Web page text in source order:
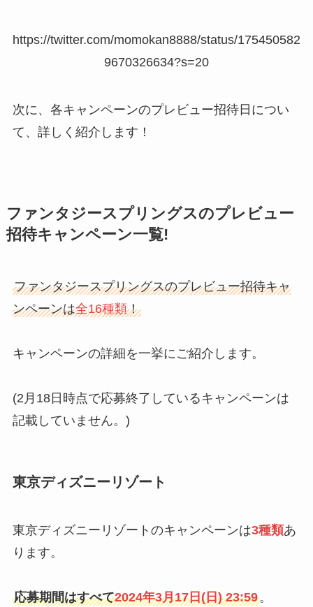
https://twitter.com/momokan8888/status/175450582
9670326634?s=20
次に、各キャンペーンのプレビュー招待日につい
て、詳しく紹介します！
ファンタジースプリングスのプレビュー
招待キャンペーン一覧!
ファンタジースプリングスのプレビュー招待キャ
ンペーンは全16種類！
キャンペーンの詳細を一挙にご紹介します。
(2月18日時点で応募終了しているキャンペーンは
記載していません。)
東京ディズニーリゾート
東京ディズニーリゾートのキャンペーンは3種類あ
ります。
応募期間はすべて2024年3月17日(日) 23:59。